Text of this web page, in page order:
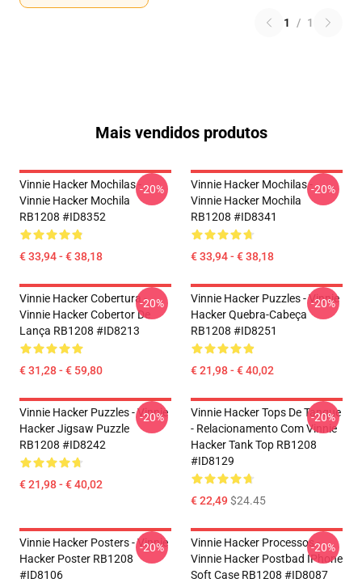
1 / 1
Mais vendidos produtos
Vinnie Hacker Mochilas -
Vinnie Hacker Mochila
RB1208 #ID8352
€ 33,94 - € 38,18
-20%
Vinnie Hacker Mochilas -
Vinnie Hacker Mochila
RB1208 #ID8341
€ 33,94 - € 38,18
-20%
Vinnie Hacker Cobertura -
Vinnie Hacker Cobertor De
Lança RB1208 #ID8213
€ 31,28 - € 59,80
-20%
Vinnie Hacker Puzzles - Vinnie
Hacker Quebra-Cabeça
RB1208 #ID8251
€ 21,98 - € 40,02
-20%
Vinnie Hacker Puzzles - Vinnie
Hacker Jigsaw Puzzle
RB1208 #ID8242
€ 21,98 - € 40,02
-20%
Vinnie Hacker Tops De Tanque
- Relacionamento Com Vinnie
Hacker Tank Top RB1208
#ID8129
€ 22,49$24.45
-20%
Vinnie Hacker Posters - Vinnie
Hacker Poster RB1208
#ID8106
-20%
Vinnie Hacker Processos -
Vinnie Hacker Postbad IPhone
Soft Case RB1208 #ID8087
-20%